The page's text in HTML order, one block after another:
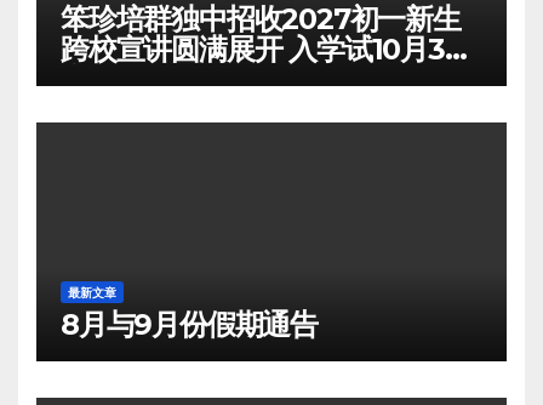
笨珍培群独中招收2027初一新生
跨校宣讲圆满展开 入学试10月3日
举行
最新文章
8月与9月份假期通告